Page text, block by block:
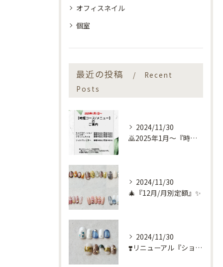
オフィスネイル
個室
最近の投稿
Recent
Posts
2024/11/30
🙇2025年1月～『時短コース』のお知らせ🙇
2024/11/30
🎄『12月/月別定額』✨
2024/11/30
❣️リニューアル『ショートネイル定額』❣️